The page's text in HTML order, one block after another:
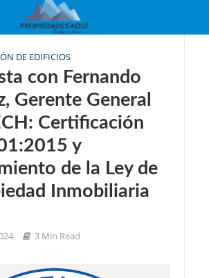
DE EDIFICIOS
con Fernando
Gerente General
Certificación
y
de la Ley de
Inmobiliaria
3 Min Read